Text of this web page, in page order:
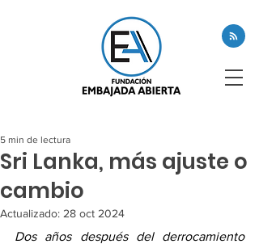
Sri Lanka, más ajuste o
cambio
5 min de lectura
Actualizado: 28 oct 2024
Dos años después del derrocamiento